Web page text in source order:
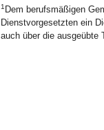
1 Dem berufsmäßigen
Dienstvorgesetzten ein
auch über die ausgeübte